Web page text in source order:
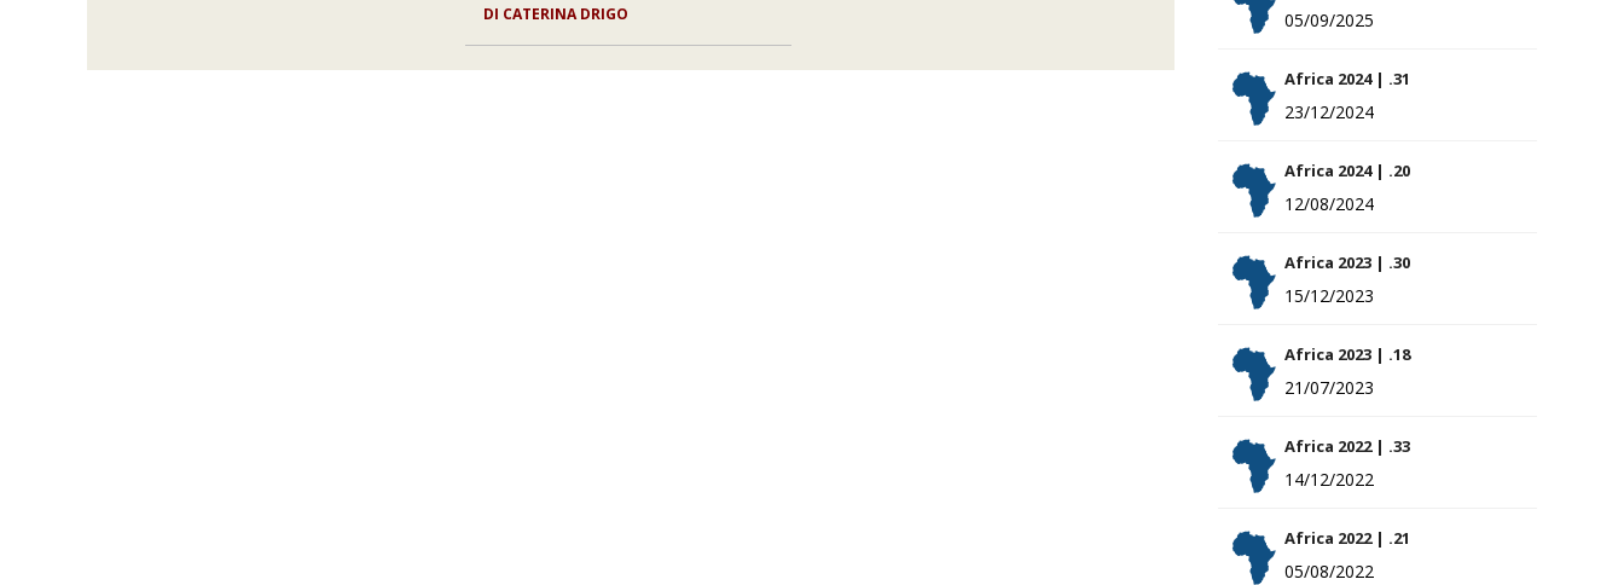
DI CATERINA DRIGO 05/09/2025
Africa 2024 | .31
23/12/2024
Africa 2024 | .20
12/08/2024
Africa 2023 | .30
15/12/2023
Africa 2023 | .18
21/07/2023
Africa 2022 | .33
14/12/2022
Africa 2022 | .21
05/08/2022